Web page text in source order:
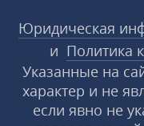
Юридическая
и Политика
Указанные на
характер и не
если явно не